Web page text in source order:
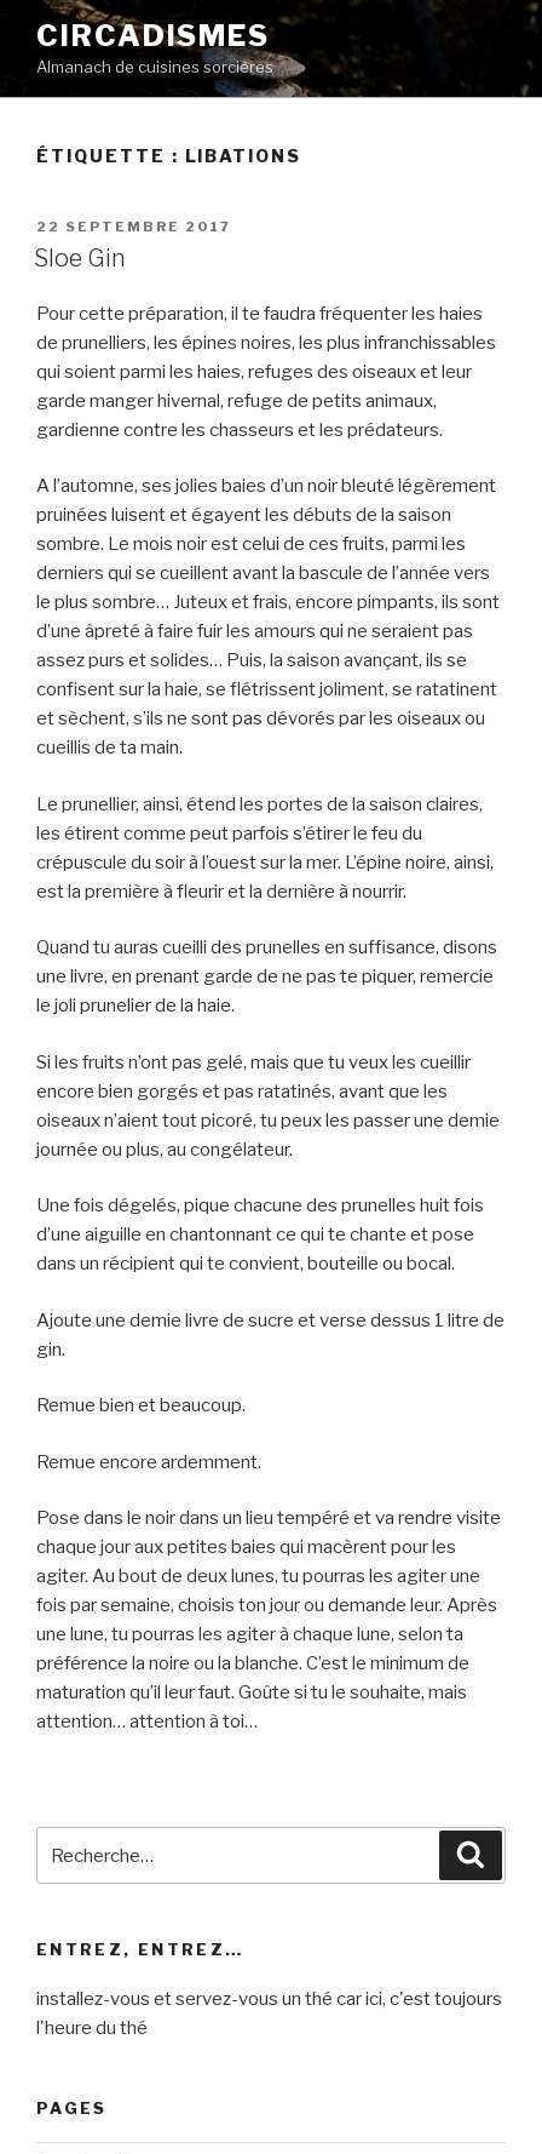
contenu
principal
CIRCADISMES
Almanach de cuisines sorcières
ÉTIQUETTE : LIBATIONS
PUBLIÉ
LE
22 SEPTEMBRE 2017
Sloe Gin
Pour cette préparation, il te faudra fréquenter les haies
de prunelliers, les épines noires, les plus infranchissables
qui soient parmi les haies, refuges des oiseaux et leur
garde manger hivernal, refuge de petits animaux,
gardienne contre les chasseurs et les prédateurs.
A l’automne, ses jolies baies d’un noir bleuté légèrement
pruinées luisent et égayent les débuts de la saison
sombre. Le mois noir est celui de ces fruits, parmi les
derniers qui se cueillent avant la bascule de l’année vers
le plus sombre… Juteux et frais, encore pimpants, ils sont
d’une âpreté à faire fuir les amours qui ne seraient pas
assez purs et solides… Puis, la saison avançant, ils se
confisent sur la haie, se flétrissent joliment, se ratatinent
et sèchent, s’ils ne sont pas dévorés par les oiseaux ou
cueillis de ta main.
Le prunellier, ainsi, étend les portes de la saison claires,
les étirent comme peut parfois s’étirer le feu du
crépuscule du soir à l’ouest sur la mer. L’épine noire, ainsi,
est la première à fleurir et la dernière à nourrir.
Quand tu auras cueilli des prunelles en suffisance, disons
une livre, en prenant garde de ne pas te piquer, remercie
le joli prunelier de la haie.
Si les fruits n’ont pas gelé, mais que tu veux les cueillir
encore bien gorgés et pas ratatinés, avant que les
oiseaux n’aient tout picoré, tu peux les passer une demie
journée ou plus, au congélateur.
Une fois dégelés, pique chacune des prunelles huit fois
d’une aiguille en chantonnant ce qui te chante et pose
dans un récipient qui te convient, bouteille ou bocal.
Ajoute une demie livre de sucre et verse dessus 1 litre de
gin.
Remue bien et beaucoup.
Remue encore ardemment.
Pose dans le noir dans un lieu tempéré et va rendre visite
chaque jour aux petites baies qui macèrent pour les
agiter. Au bout de deux lunes, tu pourras les agiter une
fois par semaine, choisis ton jour ou demande leur. Après
une lune, tu pourras les agiter à chaque lune, selon ta
préférence la noire ou la blanche. C’est le minimum de
maturation qu’il leur faut. Goûte si tu le souhaite, mais
attention… attention à toi…
pour
ENTREZ, ENTREZ…
installez-vous et servez-vous un thé car ici, c'est toujours
l'heure du thé
PAGES